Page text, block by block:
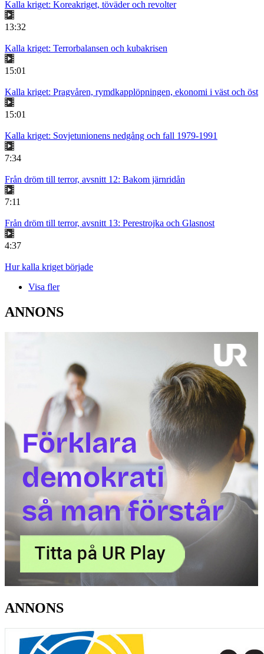
Kalla kriget: Koreakriget, töväder och revolter
13:32
Kalla kriget: Terrorbalansen och kubakrisen
15:01
Kalla kriget: Pragvåren, rymdkapplöpningen, ekonomi i väst och öst
15:01
Kalla kriget: Sovjetunionens nedgång och fall 1979-1991
7:34
Från dröm till terror, avsnitt 12: Bakom järnridån
7:11
Från dröm till terror, avsnitt 13: Perestrojka och Glasnost
4:37
Hur kalla kriget började
Visa fler
ANNONS
ANNONS